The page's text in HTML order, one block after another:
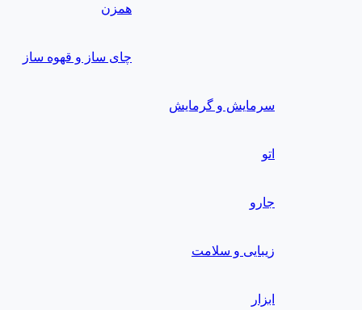
همزن
چای ساز و قهوه ساز
سرمایش و گرمایش
اتو
جارو
زیبایی و سلامت
ابزار